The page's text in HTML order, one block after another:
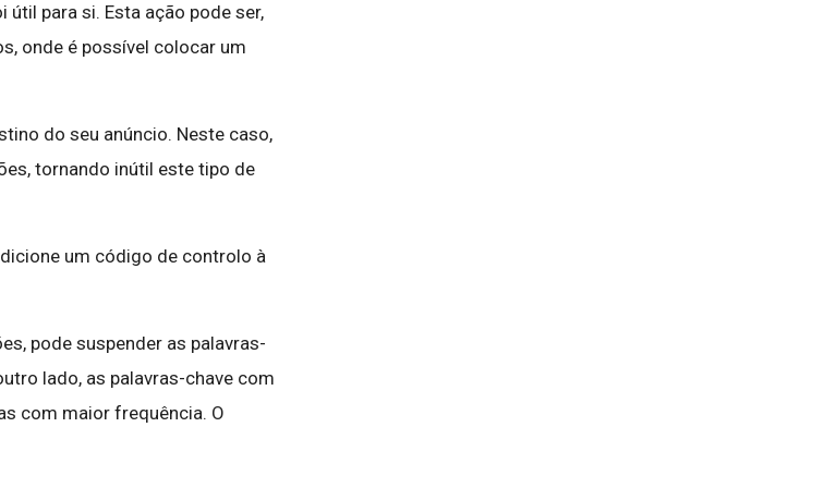
para si. Esta ação pode ser,
onde é possível colocar um
do seu anúncio. Neste caso,
tornando inútil este tipo de
um código de controlo à
pode suspender as palavras-
lado, as palavras-chave com
com maior frequência. O